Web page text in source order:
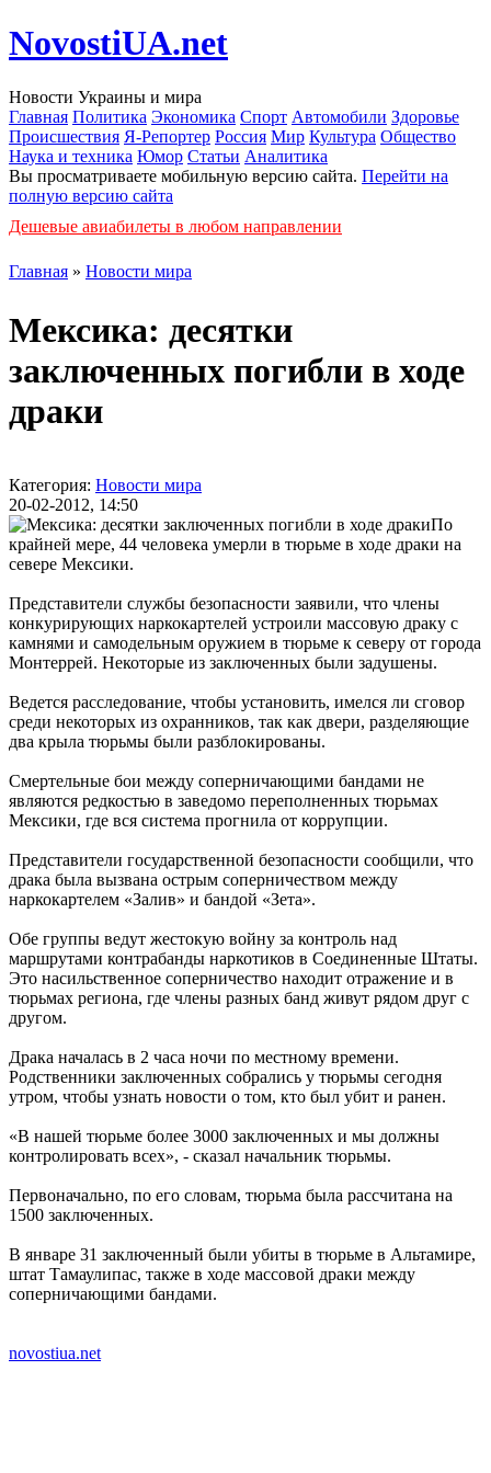
NovostiUA.net
Новости Украины и мира
Главная Политика Экономика Спорт Автомобили Здоровье
Происшествия Я-Репортер Россия Мир Культура Общество
Наука и техника Юмор Статьи Аналитика
Вы просматриваете мобильную версию сайта. Перейти на
полную версию сайта
Дешевые авиабилеты в любом направлении
Главная » Новости мира
Мексика: десятки
заключенных погибли в ходе
драки
Категория: Новости мира
20-02-2012, 14:50
По
крайней мере, 44 человека умерли в тюрьме в ходе драки на
севере Мексики.
Представители службы безопасности заявили, что члены
конкурирующих наркокартелей устроили массовую драку с
камнями и самодельным оружием в тюрьме к северу от города
Монтеррей. Некоторые из заключенных были задушены.
Ведется расследование, чтобы установить, имелся ли сговор
среди некоторых из охранников, так как двери, разделяющие
два крыла тюрьмы были разблокированы.
Смертельные бои между соперничающими бандами не
являются редкостью в заведомо переполненных тюрьмах
Мексики, где вся система прогнила от коррупции.
Представители государственной безопасности сообщили, что
драка была вызвана острым соперничеством между
наркокартелем «Залив» и бандой «Зета».
Обе группы ведут жестокую войну за контроль над
маршрутами контрабанды наркотиков в Соединенные Штаты.
Это насильственное соперничество находит отражение и в
тюрьмах региона, где члены разных банд живут рядом друг с
другом.
Драка началась в 2 часа ночи по местному времени.
Родственники заключенных собрались у тюрьмы сегодня
утром, чтобы узнать новости о том, кто был убит и ранен.
«В нашей тюрьме более 3000 заключенных и мы должны
контролировать всех», - сказал начальник тюрьмы.
Первоначально, по его словам, тюрьма была рассчитана на
1500 заключенных.
В январе 31 заключенный были убиты в тюрьме в Альтамире,
штат Тамаулипас, также в ходе массовой драки между
соперничающими бандами.
novostiua.net